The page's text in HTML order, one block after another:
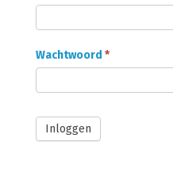
Glas
Abonnee
login
Wachtwoord *
Inloggen